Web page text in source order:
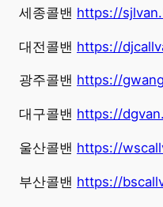
세종콜밴 https://
대전콜밴 https://
광주콜밴 https://
대구콜밴 https://
울산콜밴 https://
부산콜밴 https://